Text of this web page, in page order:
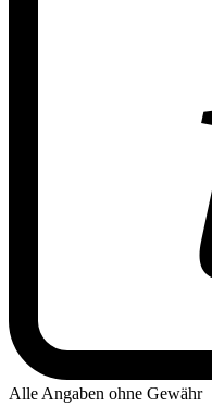
Alle Angaben ohne Gewähr